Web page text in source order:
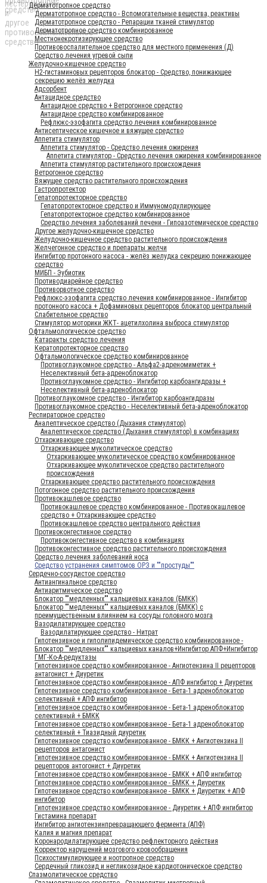
Дерматотропное средство
Дерматотропное средство - Вспомогательные вещества, реактивы
Дерматотропное средство - Репарации тканей стимулятор
Дерматотропное средство комбинированное
Местнонекротизирующее средство
Противовоспалительное средство для местного применения (Д)
Средство лечения угревой сыпи
Желудочно-кишечное средство
H2-гистаминовых рецепторов блокатор - Средство, понижающее
секрецию желёз желудка
Адсорбент
Антацидное средство
Антацидное средство + Ветрогонное средство
Антацидное средство комбинированное
Рефлюкс-эзофагита средство лечения комбинированное
Антисептическое кишечное и вяжущее средство
Аппетита стимулятор
Аппетита стимулятор - Средство лечения ожирения
Аппетита стимулятор - Средство лечения ожирения комбинированное
Аппетита стимулятор растительного происхождения
Ветрогонное средство
Вяжущее средство растительного происхождения
Гастропротектор
Гепатопротекторное средство
Гепатопротекторное средство и Иммуномодулирующее
Гепатопротекторное средство комбинированное
Средство лечения заболеваний печени - Гипоазотемическое средство
Другое желудочно-кишечное средство
Желудочно-кишечное средство растительного происхождения
Желчегонное средство и препараты желчи
Ингибитор протонного насоса - желёз желудка секрецию понижающее
средство
МИБП - Эубиотик
Противодиарейное средство
Противорвотное средство
Рефлюкс-эзофагита средство лечения комбинированное - Ингибитор
протонного насоса + Дофаминовых рецепторов блокатор центральный
Слабительное средство
Стимулятор моторики ЖКТ- ацетилхолина выброса стимулятор
Офтальмологическое средство
Катаракты средство лечения
Кератопротекторное средство
Офтальмологическое средство комбинированное
Противоглаукомное средство - Альфа2-адреномиметик +
Неселективный бета-адреноблокатор
Противоглаукомное средство - Ингибитор карбоангидразы +
Неселективный бета-адреноблокатор
Противоглаукомное средство - Ингибитор карбоангидразы
Противоглаукомное средство - Неселективный бета-адреноблокатор
Респираторное средство
Аналептическое средство (Дыхания стимулятор)
Аналептическое средство (Дыхания стимулятор) в комбинациях
Отхаркивающее средство
Отхаркивающее муколитическое средство
Отхаркивающее муколитическое средство комбинированное
Отхаркивающее муколитическое средство растительного
происхождения
Отхаркивающее средство растительного происхождения
Потогонное средство растительного происхождения
Противокашлевое средство
Противокашлевое средство комбинированное - Противокашлевое
средство + Отхаркивающее средство
Противокашлевое средство центрального действия
Противоконгестивное средство
Противоконгестивное средство в комбинациях
Противоконгестивное средство растительного происхождения
Средство лечения заболеваний носа
Средство устранения симптомов ОРЗ и ""простуды""
Сердечно-сосудистое средство
Антиангинальное средство
Антиаритмическое средство
Блокатор ""медленных"" кальциевых каналов (БМКК)
Блокатор ""медленных"" кальциевых каналов (БМКК) с
преимущественным влиянием на сосуды головного мозга
Вазодилатирующее средство
Вазодилатирующее средство - Нитрат
Гипотензивное и гиполипидемическое средство комбинированное -
Блокатор ""медленных"" кальциевых каналов+Ингибитор АПФ+Ингибитор
ГМГ-Ко-А-редуктазы
Гипотензивное средство комбинированное - Ангиотензина II рецепторов
антагонист + Диуретик
Гипотензивное средство комбинированное - АПФ ингибитор + Диуретик
Гипотензивное средство комбинированное - Бета-1 адреноблокатор
селективный + АПФ ингибитор
Гипотензивное средство комбинированное - Бета-1 адреноблокатор
селективный + БМКК
Гипотензивное средство комбинированное - Бета-1 адреноблокатор
селективный + Тиазидный диуретик
Гипотензивное средство комбинированное - БМКК + Ангиотензина II
рецепторов антагонист
Гипотензивное средство комбинированное - БМКК + Ангиотензина II
рецепторов антогонист + Диуретик
Гипотензивное средство комбинированное - БМКК + АПФ ингибитор
Гипотензивное средство комбинированное - БМКК + Диуретик
Гипотензивное средство комбинированное - БМКК + Диуретик + АПФ
ингибитор
Гипотензивное средство комбинированное - Диуретик + АПФ ингибитор
Гистамина препарат
Ингибитор ангиотензинпревращающего фермента (АПФ)
Калия и магния препарат
Коронародилатирующее средство рефлекторного действия
Корректор нарушений мозгового кровообращения
Психостимулирующее и ноотропное средство
Сердечный гликозид и негликозидное кардиотоническое средство
Спазмолитическое средство